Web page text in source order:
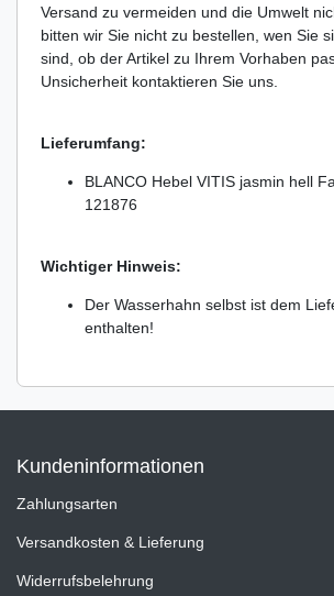
Versand zu vermeiden und die Umwelt
bitten wir Sie nicht zu bestellen, wen Sie
sind, ob der Artikel zu Ihrem Vorhaben
Unsicherheit kontaktieren Sie uns.
Lieferumfang:
BLANCO Hebel VITIS jasmin hell
121876
Wichtiger Hinweis:
Der Wasserhahn selbst ist dem
enthalten!
Kundeninformationen
Zahlungsarten
Versandkosten & Lieferung
Widerrufsbelehrung